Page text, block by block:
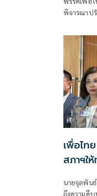
พิจารณาป
สามารถทำ
เพื่อไท
สภาฯใ
นายจุลพัน
ถึงความคืบ